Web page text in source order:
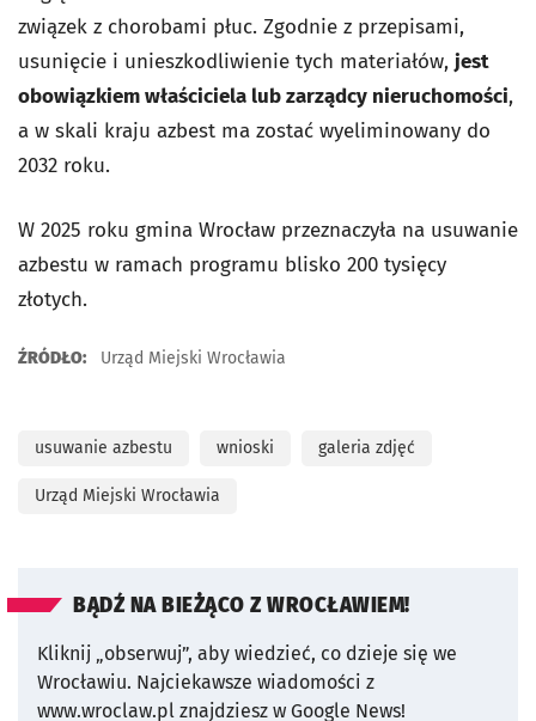
związek z chorobami płuc. Zgodnie z przepisami,
usunięcie i unieszkodliwienie tych materiałów, jest
obowiązkiem właściciela lub zarządcy nieruchomości,
a w skali kraju azbest ma zostać wyeliminowany do
2032 roku.
W 2025 roku gmina Wrocław przeznaczyła na usuwanie
azbestu w ramach programu blisko 200 tysięcy
złotych.
ŹRÓDŁO: Urząd Miejski Wrocławia
usuwanie azbestu wnioski galeria zdjęć
Urząd Miejski Wrocławia
BĄDŹ NA BIEŻĄCO Z WROCŁAWIEM!
Kliknij „obserwuj”, aby wiedzieć, co dzieje się we
Wrocławiu. Najciekawsze wiadomości z
www.wroclaw.pl znajdziesz w Google News!